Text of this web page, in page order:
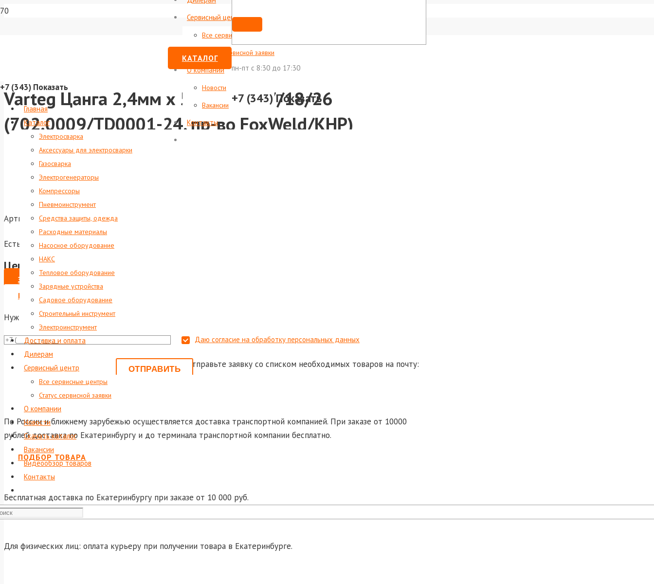
Сервисный центр
Все сервисные центры
Статус сервисной заявки
О компании
Новости
Вакансии
Контакты
КАТАЛОГ
пн-пт c 8:30 до 17:30
+7 (343)Показать
+7 (343) Показать
Главная
Каталог
Электросварка
Аксессуары для электросварки
Газосварка
Электрогенераторы
Компрессоры
Пневмоинструмент
Средства защиты, одежда
Расходные материалы
Насосное оборудование
НАКС
Тепловое оборудование
Зарядные устройства
Садовое оборудование
Строительный инструмент
Электроинструмент
Доставка и оплата
Дилерам
Сервисный центр
Все сервисные центры
Статус сервисной заявки
О компании
Новости
Скачать каталог
Вакансии
Видеообзор товаров
Контакты
Varteg Цанга 2,4мм х 50мм TIG17/18/26
(702.0009/TD0001-24, пр-во FoxWeld/КНР)
Артикул: foxweld-6290
Есть в наличии
Цена по запросу
ЗАКАЗАТЬ
ВЫПИСАТЬ СЧЕТ НА ЮР. ЛИЦО
Нужна консультация?
Даю согласие на обработку персональных данных
Или отправьте заявку со списком необходимых товаров на почту:
shop@foxweld-ural.ru
По России и ближнему зарубежью осуществляется доставка транспортной компанией. При заказе от 10000
рублей доставка по Екатеринбургу и до терминала транспортной компании бесплатно.
ПОДБОР ТОВАРА
Бесплатная доставка по Екатеринбургу при заказе от 10 000 руб.
Для физических лиц: оплата курьеру при получении товара в Екатеринбурге.